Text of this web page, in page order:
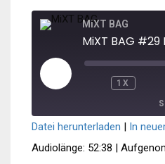
MiXT BAG
MiXT BAG
PLAY
EPISODE
REWIND
SECONDS
1X
Spotify
SHARE
Datei herunterladen | In
Audiolänge: 52:38 |